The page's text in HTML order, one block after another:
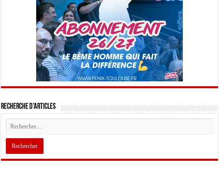
Recherche d’articles